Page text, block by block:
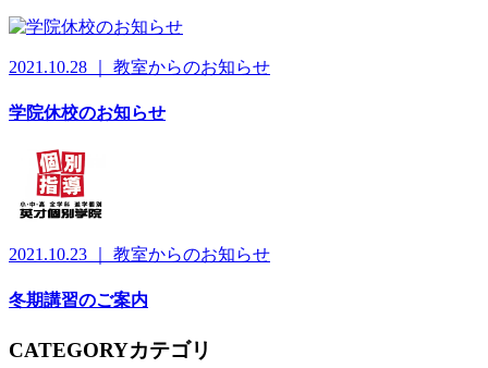
2021.10.28 ｜ 教室からのお知らせ
学院休校のお知らせ
2021.10.23 ｜ 教室からのお知らせ
冬期講習のご案内
CATEGORYカテゴリ